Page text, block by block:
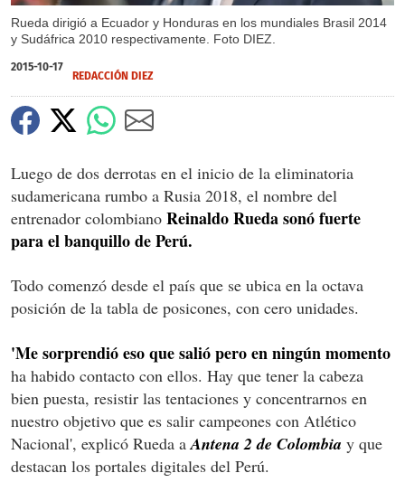
Rueda dirigió a Ecuador y Honduras en los mundiales Brasil 2014
y Sudáfrica 2010 respectivamente. Foto DIEZ.
2015-10-17
REDACCIÓN DIEZ
Luego de dos derrotas en el inicio de la eliminatoria
sudamericana rumbo a Rusia 2018, el nombre del
entrenador colombiano Reinaldo Rueda sonó fuerte
para el banquillo de Perú.
Todo comenzó desde el país que se ubica en la octava
posición de la tabla de posicones, con cero unidades.
'Me sorprendió eso que salió pero en ningún momento
ha habido contacto con ellos. Hay que tener la cabeza
bien puesta, resistir las tentaciones y concentrarnos en
nuestro objetivo que es salir campeones con Atlético
Nacional', explicó Rueda a Antena 2 de Colombia y que
destacan los portales digitales del Perú.